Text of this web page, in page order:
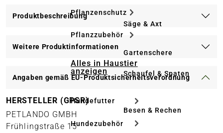
Pflanzenschutz
Pflanzzubehör
Alles in Haustier
anzeigen
Hundefutter
Hundezubehör
Säge & Axt
Gartenschere
Schaufel & Spaten
Besen & Rechen
Produktbeschreibung
Weitere Produktinformationen
Angaben gemäß EU-Produktsicherheitsverordnung
HERSTELLER (GPSR)
PETLANDO GMBH
Frühlingstraße 15